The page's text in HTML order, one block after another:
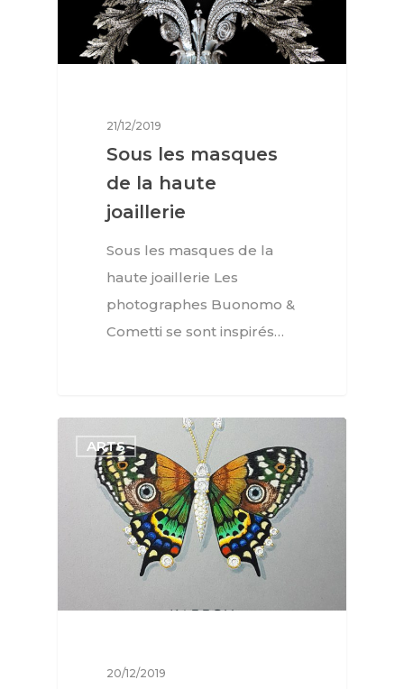
21/12/2019
Sous les masques
de la haute
joaillerie
Sous les masques de la
haute joaillerie Les
photographes Buonomo &
Cometti se sont inspirés…
ARTS
20/12/2019